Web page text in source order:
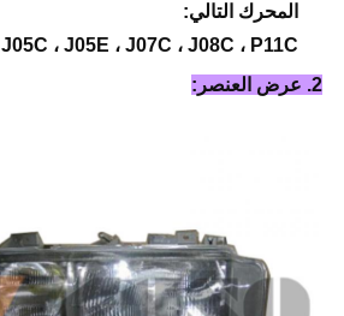
المحرك التالي:
J05C ، J05E ، J07C ، J08C ، P11C
2. عرض العنصر: